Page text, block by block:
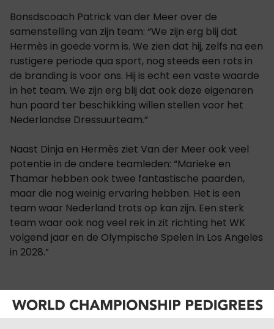
Bonsdscoach Patrick van der Meer over de
samenstelling van zijn team: “We zijn erg blij dat
Hermès in goede vorm is. We zien dat hij, zelfs na een
rustigere periode qua sport, nog steeds een rots in
de branding is voor ons. Hij is echt een vaste waarde
in het team. We zijn erg blij dat ook deze eigenaren
hun paard ter beschikking willen stellen voor het
Nederlandse Dressuurteam.”
Naast Dinja en Hermès ziet Van der Meer ook veel
potentie in de andere teamleden: “Marieke en
Thamar hebben ook twee fantastische paarden,
maar die nog weinig ervaring hebben. Het is een
team waar Nederland trots op kan zijn. Een sterk
team waar ook nog veel rek in zit richting het WK
volgend jaar en de Olympische Spelen in Los Angeles
in 2028.”
Jong talent